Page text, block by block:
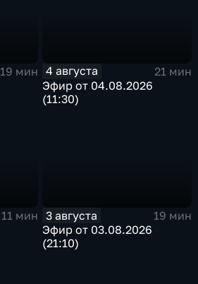
19 мин
4 августа
21 мин
Эфир от 04.08.2026
(11:30)
11 мин
3 августа
19 мин
Эфир от 03.08.2026
(21:10)